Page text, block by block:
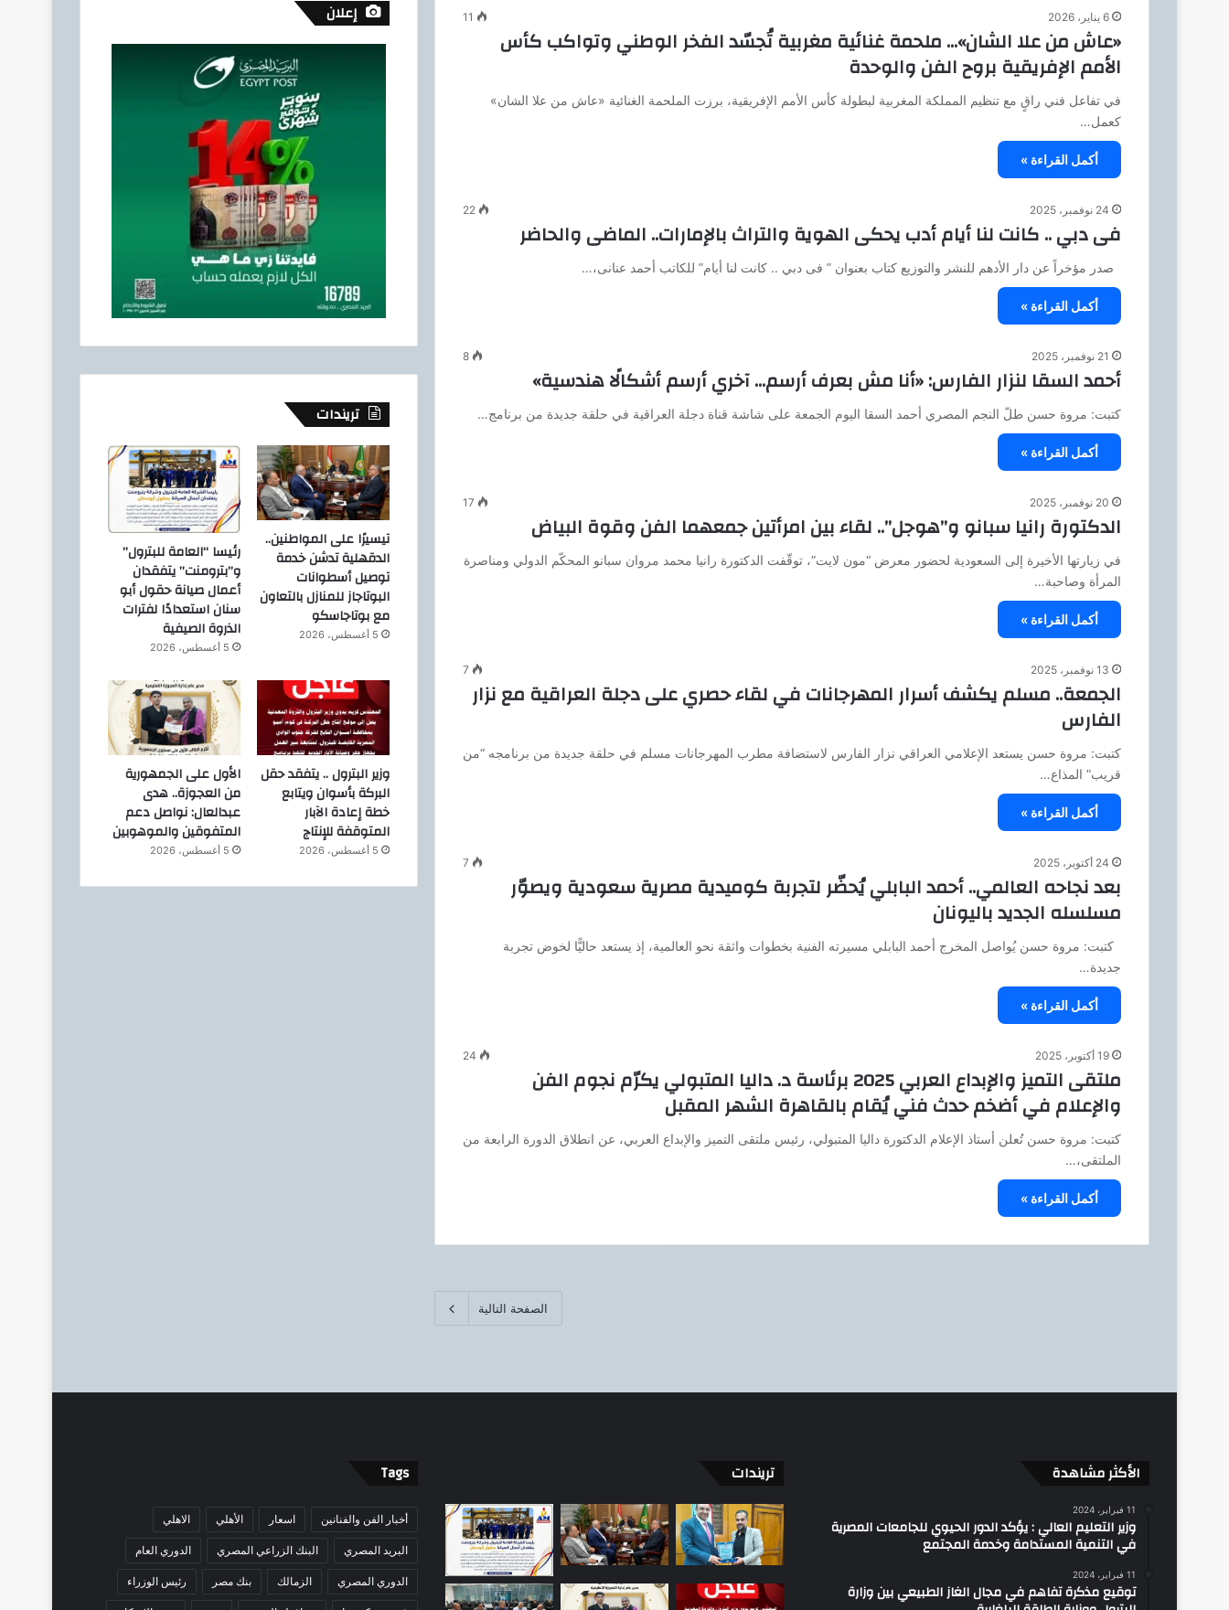
6 يناير، 2026 11
«عاش من علا الشان»… ملحمة غنائية مغربية تُجسّد الفخر الوطني وتواكب كأس
الأمم الإفريقية بروح الفن والوحدة
في تفاعل فني راقٍ مع تنظيم المملكة المغربية لبطولة كأس الأمم الإفريقية، برزت الملحمة الغنائية «عاش من علا الشان»
كعمل…
أكمل القراءة »
24 نوفمبر، 2025 22
فى دبي .. كانت لنا أيام أدب يحكى الهوية والتراث بالإمارات.. الماضى والحاضر
صدر مؤخراً عن دار الأدهم للنشر والتوزيع كتاب بعنوان ” فى دبي .. كانت لنا أيام” للكاتب أحمد عنانى،…
أكمل القراءة »
21 نوفمبر، 2025 8
أحمد السقا لنزار الفارس: «أنا مش بعرف أرسم… آخري أرسم أشكالًا هندسية»
كتبت: مروة حسن طلّ النجم المصري أحمد السقا اليوم الجمعة على شاشة قناة دجلة العراقية في حلقة جديدة من برنامج…
أكمل القراءة »
20 نوفمبر، 2025 17
الدكتورة رانيا سبانو و”هوجل”.. لقاء بين امرأتين جمعهما الفن وقوة البياض
في زيارتها الأخيرة إلى السعودية لحضور معرض “مون لايت”، توقّفت الدكتورة رانيا محمد مروان سبانو المحكّم الدولي ومناصرة
المرأة وصاحبة…
أكمل القراءة »
13 نوفمبر، 2025 7
الجمعة.. مسلم يكشف أسرار المهرجانات في لقاء حصري على دجلة العراقية مع نزار
الفارس
كتبت: مروة حسن يستعد الإعلامي العراقي نزار الفارس لاستضافة مطرب المهرجانات مسلم في حلقة جديدة من برنامجه “من
قريب” المذاع…
أكمل القراءة »
24 أكتوبر، 2025 7
بعد نجاحه العالمي.. أحمد البابلي يُحضّر لتجربة كوميدية مصرية سعودية ويصوّر
مسلسله الجديد باليونان
كتبت: مروة حسن يُواصل المخرج أحمد البابلي مسيرته الفنية بخطوات واثقة نحو العالمية، إذ يستعد حاليًّا لخوض تجربة
جديدة…
أكمل القراءة »
19 أكتوبر، 2025 24
ملتقى التميز والإبداع العربي 2025 برئاسة د. داليا المتبولي يكرّم نجوم الفن
والإعلام في أضخم حدث فني يُقام بالقاهرة الشهر المقبل
كتبت: مروة حسن تُعلن أستاذ الإعلام الدكتورة داليا المتبولي، رئيس ملتقى التميز والإبداع العربي، عن انطلاق الدورة الرابعة من
الملتقى،…
أكمل القراءة »
الصفحة التالية
إعلان
تريندات
تيسيرًا على المواطنين..
الدقهلية تدشن خدمة
توصيل أسطوانات
البوتاجاز للمنازل بالتعاون
مع بوتاجاسكو
5 أغسطس، 2026
رئيسا “العامة للبترول”
و”بترومنت” يتفقدان
أعمال صيانة حقول أبو
سنان استعدادًا لفترات
الذروة الصيفية
5 أغسطس، 2026
وزير البترول .. يتفقد حقل
البركة بأسوان ويتابع
خطة إعادة الآبار
المتوقفة للإنتاج
5 أغسطس، 2026
الأول على الجمهورية
من العجوزة.. هدى
عبدالعال: نواصل دعم
المتفوقين والموهوبين
5 أغسطس، 2026
الأكثر مشاهدة
11 فبراير، 2024
وزير التعليم العالي : يؤكد الدور الحيوي للجامعات المصرية
في التنمية المستدامة وخدمة المجتمع
11 فبراير، 2024
توقيع مذكرة تفاهم في مجال الغاز الطبيعي بين وزارة
تريندات Tags
أخبار الفن والفنانين اسعار الأهلي الاهلي
البريد المصري البنك الزراعي المصري الدوري العام
الدوري المصري الزمالك بنك مصر رئيس الوزراء